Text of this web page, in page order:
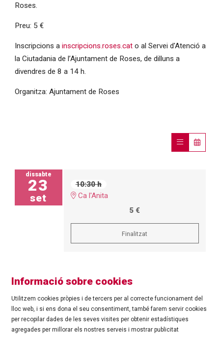
Roses.
Preu: 5 €
Inscripcions a inscripcions.roses.cato al Servei d'Atenció a
la Ciutadania de l’Ajuntament de Roses, de dilluns a
divendres de 8 a 14 h.
Organitza: Ajuntament de Roses
dissabte
23
set
10:30 h
Ca l'Anita
5 €
Finalitzat
©Ajuntament de Roses| C/ Tarragona, 81 | 17480 ROSES
Informació sobre cookies
Utilitzem cookies pròpies i de tercers per al correcte funcionament del
lloc web, i si ens dona el seu consentiment, també farem servir cookies
per recopilar dades de les seves visites per obtenir estadístiques
agregades per millorar els nostres serveis i mostrar publicitat